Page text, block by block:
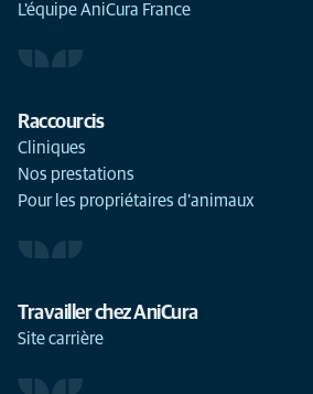
L'équipe AniCura France
Raccourcis
Cliniques
Nos prestations
Pour les propriétaires d'animaux
Travailler chez AniCura
Site carrière